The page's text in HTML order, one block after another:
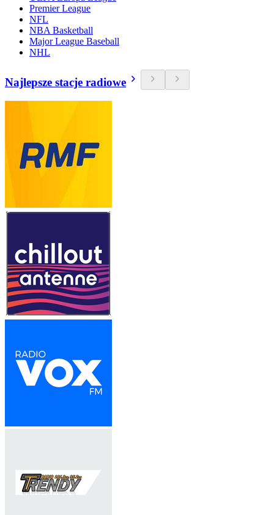
Premier League
NFL
NBA Basketball
Major League Baseball
NHL
Najlepsze stacje radiowe